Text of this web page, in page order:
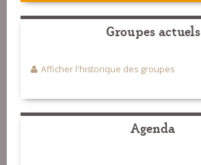
Groupes actuels
Afficher l'historique des groupes
Agenda